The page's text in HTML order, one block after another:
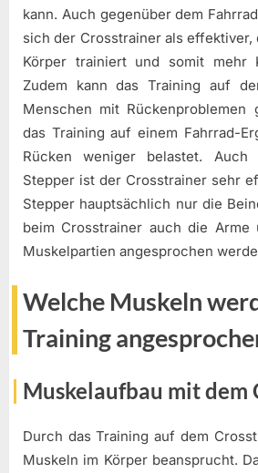
kann. Auch gegenüber dem
sich der Crosstrainer als effektiver,
Körper trainiert und somit mehr
Zudem kann das Training auf
Menschen mit Rückenproblemen
das Training auf einem Fahrrad-
Rücken weniger belastet.
Stepper ist der Crosstrainer sehr
Stepper hauptsächlich nur die
beim Crosstrainer auch die Arme
Muskelpartien angesprochen
Welche Muskeln
Training
Muskelaufbau mit dem
Durch das Training auf dem
Muskeln im Körper beansprucht.